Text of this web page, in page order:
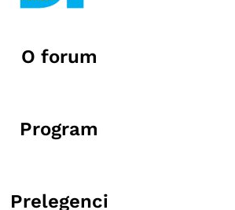
O forum
Program
Prelegenci